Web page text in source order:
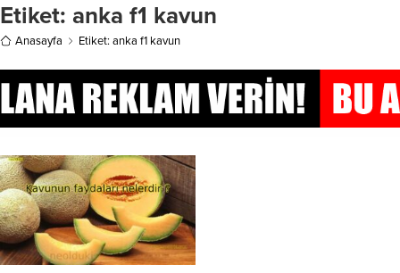
Etiket: anka f1 kavun
Anasayfa Etiket: anka f1 kavun